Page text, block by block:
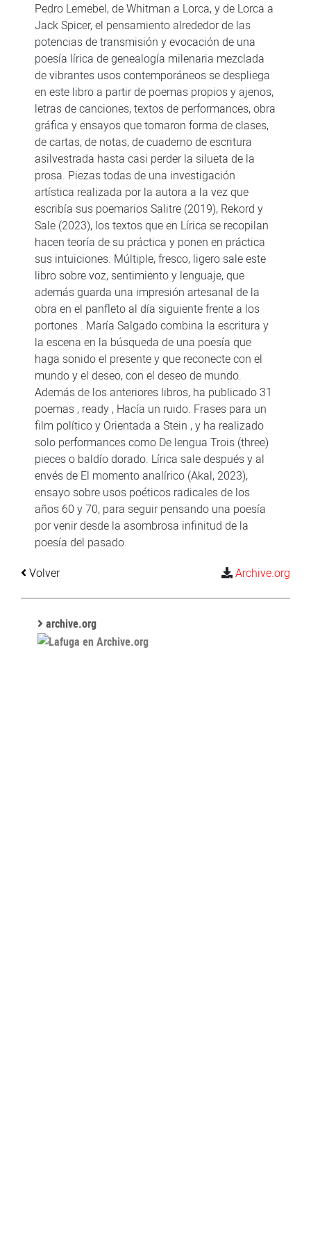
Pedro Lemebel, de Whitman a Lorca, y de Lorca a
Jack Spicer, el pensamiento alrededor de las
potencias de transmisión y evocación de una
poesía lírica de genealogía milenaria mezclada
de vibrantes usos contemporáneos se despliega
en este libro a partir de poemas propios y ajenos,
letras de canciones, textos de performances, obra
gráfica y ensayos que tomaron forma de clases,
de cartas, de notas, de cuaderno de escritura
asilvestrada hasta casi perder la silueta de la
prosa. Piezas todas de una investigación
artística realizada por la autora a la vez que
escribía sus poemarios Salitre (2019), Rekord y
Sale (2023), los textos que en Lírica se recopilan
hacen teoría de su práctica y ponen en práctica
sus intuiciones. Múltiple, fresco, ligero sale este
libro sobre voz, sentimiento y lenguaje, que
además guarda una impresión artesanal de la
obra en el panfleto al día siguiente frente a los
portones . María Salgado combina la escritura y
la escena en la búsqueda de una poesía que
haga sonido el presente y que reconecte con el
mundo y el deseo, con el deseo de mundo.
Además de los anteriores libros, ha publicado 31
poemas , ready , Hacía un ruido. Frases para un
film político y Orientada a Stein , y ha realizado
solo performances como De lengua Trois (three)
pieces o baldío dorado. Lírica sale después y al
envés de El momento analírico (Akal, 2023),
ensayo sobre usos poéticos radicales de los
años 60 y 70, para seguir pensando una poesía
por venir desde la asombrosa infinitud de la
poesía del pasado.
Archive.org
Volver
archive.org